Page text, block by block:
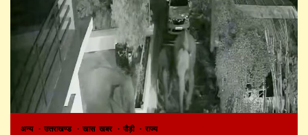
अन्य उत्तराखण्ड खास खबर पौड़ी राज्य